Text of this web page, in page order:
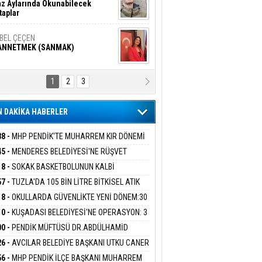
Aylarında Okunabilecek
ÇEÇEN
(SANMAK)
DNA Kuşaklararası
Biyolojik Faturası
Adıyaman
Bu Sahaya Sığmazam
Ali Çölük
Satırın İçindeki İnsan
Kılıç
ATEŞE ATILAN VİCDAN
BAŞARSLAN
1 2 3
DAKİKA HABERLER
- MHP PENDİK'TE MUHARREM KIR DÖNEMİ
EDİYOR
- MENDERES BELEDİYESİ'NE RÜŞVET
BAŞKANI İLKAY ÇİÇEK
SEVK EDİLDİ
- SOKAK BASKETBOLUNUN KALBİ
ATACAK
- TUZLA'DA 105 BİN LİTRE BİTKİSEL ATIK
TOPLANDI
- OKULLARDA GÜVENLİKTE YENİ DÖNEM:30
ALINACAK DEDEKTÖRLÜ ARAMA
- KUŞADASI BELEDİYESİ'NE OPERASYON: 3
15 GÖZALTI
- PENDİK MÜFTÜSÜ DR.ABDÜLHAMİD
BASIN MENSUPLARINI AĞIRLADI
- AVCILAR BELEDİYE BAŞKANI UTKU CANER
HAKKINDA TAHLİYE KARARI
- MHP PENDİK İLÇE BAŞKANI MUHARREM